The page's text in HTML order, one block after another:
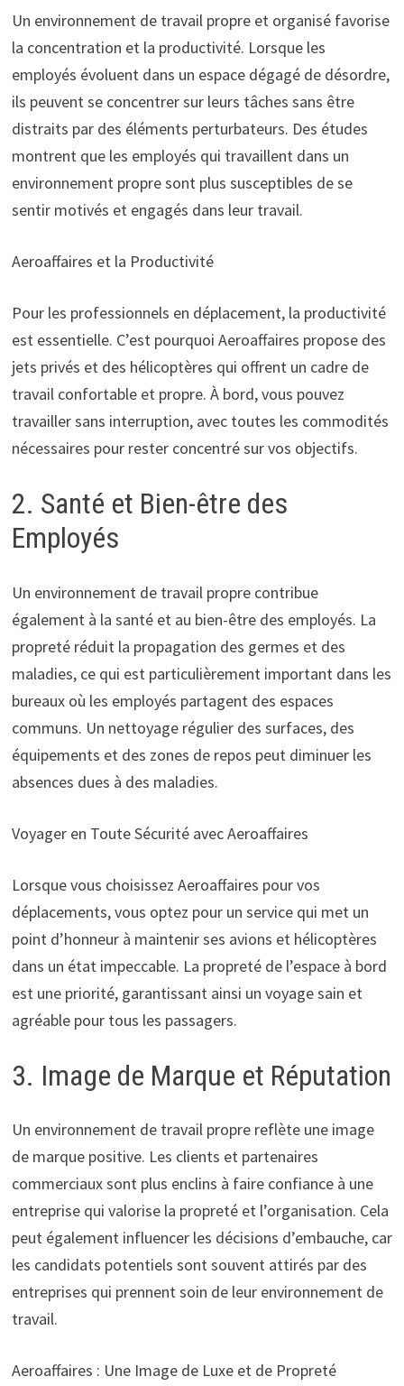
Un environnement de travail propre et organisé favorise
la concentration et la productivité. Lorsque les
employés évoluent dans un espace dégagé de désordre,
ils peuvent se concentrer sur leurs tâches sans être
distraits par des éléments perturbateurs. Des études
montrent que les employés qui travaillent dans un
environnement propre sont plus susceptibles de se
sentir motivés et engagés dans leur travail.
Aeroaffaires et la Productivité
Pour les professionnels en déplacement, la productivité
est essentielle. C’est pourquoi Aeroaffaires propose des
jets privés et des hélicoptères qui offrent un cadre de
travail confortable et propre. À bord, vous pouvez
travailler sans interruption, avec toutes les commodités
nécessaires pour rester concentré sur vos objectifs.
2. Santé et Bien-être des
Employés
Un environnement de travail propre contribue
également à la santé et au bien-être des employés. La
propreté réduit la propagation des germes et des
maladies, ce qui est particulièrement important dans les
bureaux où les employés partagent des espaces
communs. Un nettoyage régulier des surfaces, des
équipements et des zones de repos peut diminuer les
absences dues à des maladies.
Voyager en Toute Sécurité avec Aeroaffaires
Lorsque vous choisissez Aeroaffaires pour vos
déplacements, vous optez pour un service qui met un
point d’honneur à maintenir ses avions et hélicoptères
dans un état impeccable. La propreté de l’espace à bord
est une priorité, garantissant ainsi un voyage sain et
agréable pour tous les passagers.
3. Image de Marque et Réputation
Un environnement de travail propre reflète une image
de marque positive. Les clients et partenaires
commerciaux sont plus enclins à faire confiance à une
entreprise qui valorise la propreté et l’organisation. Cela
peut également influencer les décisions d’embauche, car
les candidats potentiels sont souvent attirés par des
entreprises qui prennent soin de leur environnement de
travail.
Aeroaffaires : Une Image de Luxe et de Propreté